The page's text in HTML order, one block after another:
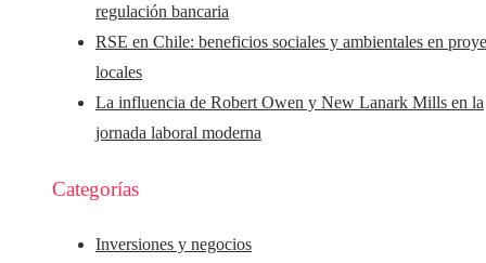
regulación bancaria
RSE en Chile: beneficios sociales y ambientales en
locales
La influencia de Robert Owen y New Lanark Mills en la
jornada laboral moderna
Categorías
Inversiones y negocios